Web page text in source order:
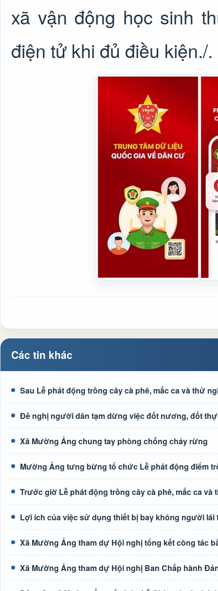
xã vận động học sinh
điện tử khi đủ điều kiện./.
Các tin khác
Sau Lễ phát động trồng cây cà phê, mắc ca và thử
Đề nghị người dân tạm dừng việc đốt nương, đốt
Xã Mường Ảng chung tay phòng chống cháy rừng
Mường Ảng tưng bừng tổ chức Lễ phát động điểm
Trước giờ Lễ phát động trồng cây cà phê, mắc ca
Lợi ích của việc sử dụng thiết bị bay không người
Xã Mường Ảng tham dự Hội nghị tổng kết công tác
Xã Mường Ảng tham dự Hội nghị Ban Chấp hành